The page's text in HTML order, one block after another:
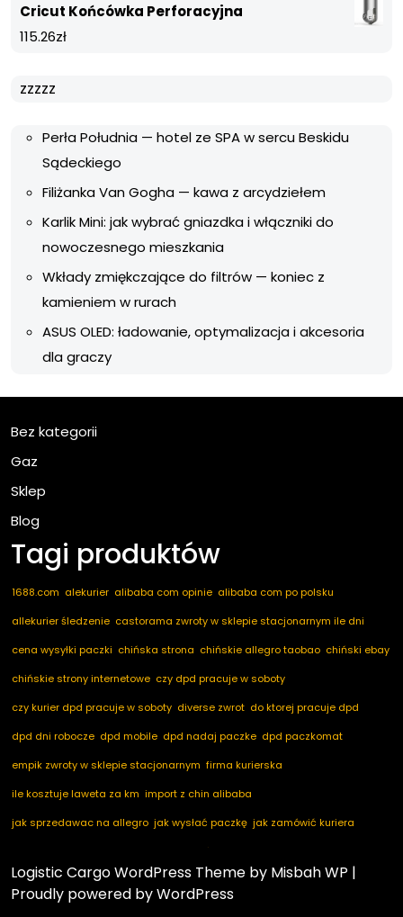
Cricut Końcówka Perforacyjna
115.26zł
zzzzz
Perła Południa — hotel ze SPA w sercu Beskidu
Sądeckiego
Filiżanka Van Gogha — kawa z arcydziełem
Karlik Mini: jak wybrać gniazdka i włączniki do
nowoczesnego mieszkania
Wkłady zmiękczające do filtrów — koniec z
kamieniem w rurach
ASUS OLED: ładowanie, optymalizacja i akcesoria
dla graczy
Bez kategorii
Gaz
Sklep
Blog
Tagi produktów
1688.com alekurier alibaba com opinie alibaba com po polsku
allekurier śledzenie castorama zwroty w sklepie stacjonarnym ile dni
cena wysyłki paczki chińska strona chińskie allegro taobao chiński ebay
chińskie strony internetowe czy dpd pracuje w soboty
czy kurier dpd pracuje w soboty diverse zwrot do ktorej pracuje dpd
dpd dni robocze dpd mobile dpd nadaj paczke dpd paczkomat
empik zwroty w sklepie stacjonarnym firma kurierska
ile kosztuje laweta za km import z chin alibaba
jak sprzedawac na allegro jak wysłać paczkę jak zamówić kuriera
marketplace ogłoszenia
nadaj paczkę dpd
notino zwroty paczkomaty dpd
pakuten zwrot
Logistic Cargo WordPress Theme by Misbah WP |
Proudly powered by WordPress